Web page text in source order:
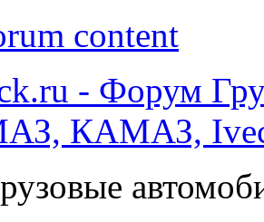
content
- Форум
КАМАЗ,